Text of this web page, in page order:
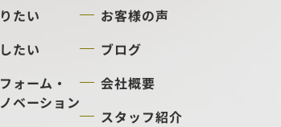
たい
たい
ォーム・
ベーション
お客様の声
ブログ
会社概要
スタッフ紹介